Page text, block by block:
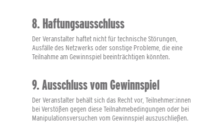
8. Haftungsausschluss
Der Veranstalter haftet nicht für technische Störungen,
Ausfälle des Netzwerks oder sonstige Probleme, die eine
Teilnahme am Gewinnspiel beeinträchtigen könnten.
9. Ausschluss vom Gewinnspiel
Der Veranstalter behält sich das Recht vor, Teilnehmer:innen
bei Verstößen gegen diese Teilnahmebedingungen oder bei
Manipulationsversuchen vom Gewinnspiel auszuschließen.